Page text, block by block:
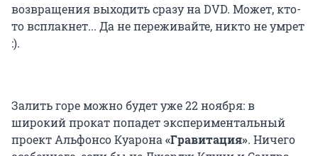
возвращения выходить сразу на DVD. Может, кто-
то всплакнет... Да не переживайте, никто не умрет
:).
Залить горе можно будет уже 22 ноября: в
широкий прокат попадет экспериментальный
проект Альфонсо Куарона «Гравитация». Ничего